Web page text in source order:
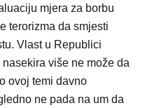
mjera za borbu
terorizma da smjesti
Vlast u Republici
više ne može da
ovoj temi davno
ne pada na um da